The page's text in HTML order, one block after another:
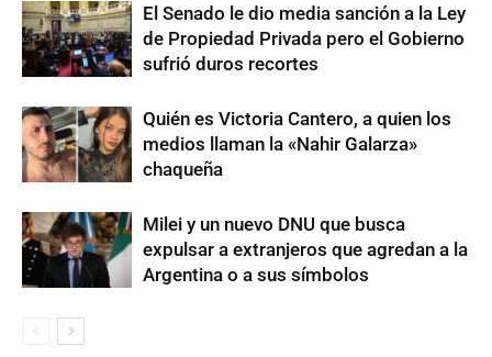
El Senado le dio media sanción a la Ley
de Propiedad Privada pero el Gobierno
sufrió duros recortes
Quién es Victoria Cantero, a quien los
medios llaman la «Nahir Galarza»
chaqueña
Milei y un nuevo DNU que busca
expulsar a extranjeros que agredan a la
Argentina o a sus símbolos